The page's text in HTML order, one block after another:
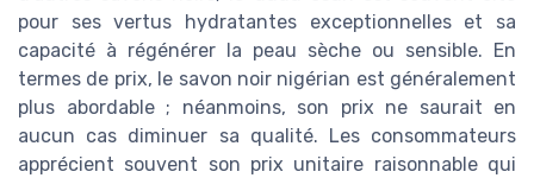
pour ses vertus hydratantes exceptionnelles et sa
capacité à régénérer la peau sèche ou sensible. En
termes de prix, le savon noir nigérian est généralement
plus abordable ; néanmoins, son prix ne saurait en
aucun cas diminuer sa qualité. Les consommateurs
apprécient souvent son prix unitaire raisonnable qui